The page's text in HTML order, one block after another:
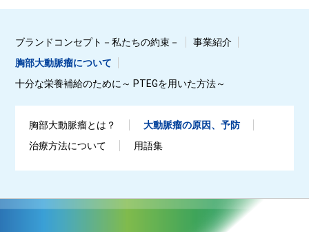
ブランドコンセプト－私たちの約束－
事業紹介
胸部大動脈瘤について
十分な栄養補給のために～ PTEGを用いた方法～
胸部大動脈瘤とは？
大動脈瘤の原因、予防
治療方法について
用語集